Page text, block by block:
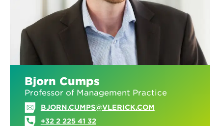
Bjorn Cumps
Professor of Management Practice
BJORN.CUMPS@VLERICK.COM
+32 2 225 41 32